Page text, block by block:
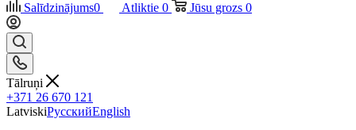
Salīdzinājums0 Atliktie 0 Jūsu grozs 0
Tālruņi
+371 26 670 121
LatviskiРусскийEnglish